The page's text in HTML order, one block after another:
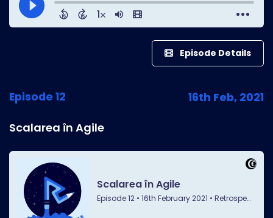
Episode Details
Episode 12 16th Feb, 2021
Scalarea în Agile